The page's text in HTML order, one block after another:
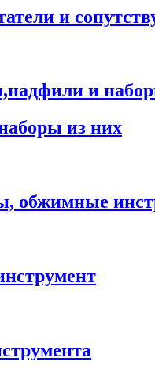
и
и
из них
обжимные